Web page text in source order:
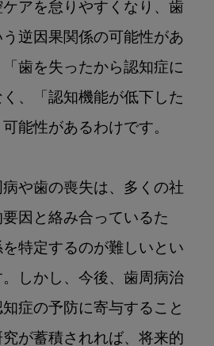
アを怠りやすくなり、歯
逆因果関係の可能性があ
歯を失ったから認知症に
、「認知機能が低下した
能性があるわけです。
や歯の喪失は、多くの社
因と絡み合っているた
特定するのが難しいとい
しかし、今後、歯周病治
症の予防に寄与すること
が蓄積されれば、将来的